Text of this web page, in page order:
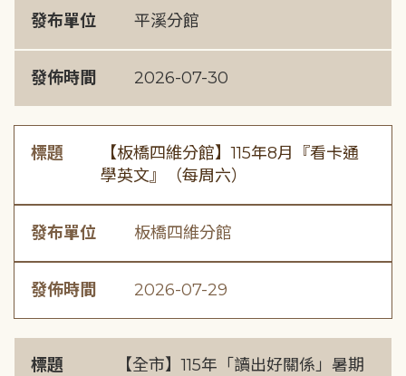
發布單位 平溪分館
發佈時間 2026-07-30
標題
【板橋四維分館】115年8月『看卡通
學英文』（每周六）
發布單位 板橋四維分館
發佈時間 2026-07-29
標題
【全市】115年「讀出好關係」暑期